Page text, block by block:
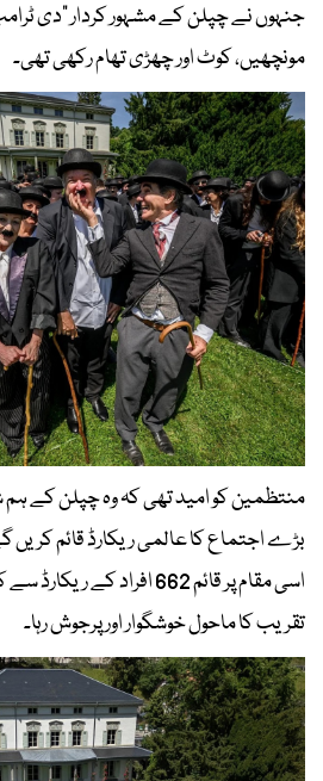
جنہوں نے چپلن کے مشہور کردار "دی
مونچھیں، کوٹ اور چھڑی تھام رکھی تھی۔
منتظمین کو امید تھی کہ وہ چپلن کے
اسی مقام پر قائم 662 افراد
تقریب کا ماحول خوشگوار اور پرجوش رہا۔